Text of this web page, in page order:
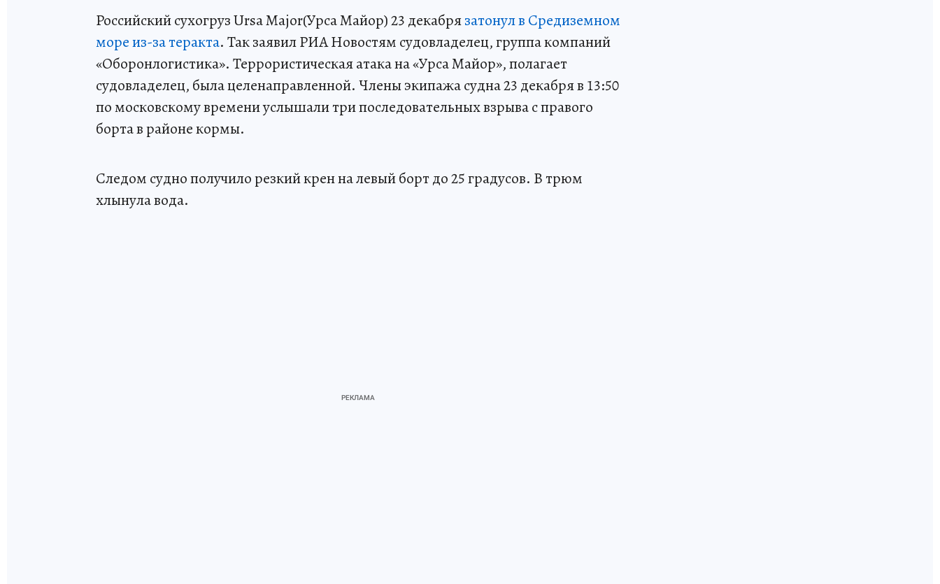
Российский сухогруз Ursa Major(Урса Майор) 23 декабрязатонул в Средиземном
море из-за теракта. Так заявил РИА Новостям судовладелец, группа компаний
«Оборонлогистика». Террористическая атака на «Урса Майор», полагает
судовладелец, была целенаправленной. Члены экипажа судна 23 декабря в 13:50
по московскому времени услышали три последовательных взрыва с правого
борта в районе кормы.
Следом судно получило резкий крен на левый борт до 25 градусов. В трюм
хлынула вода.